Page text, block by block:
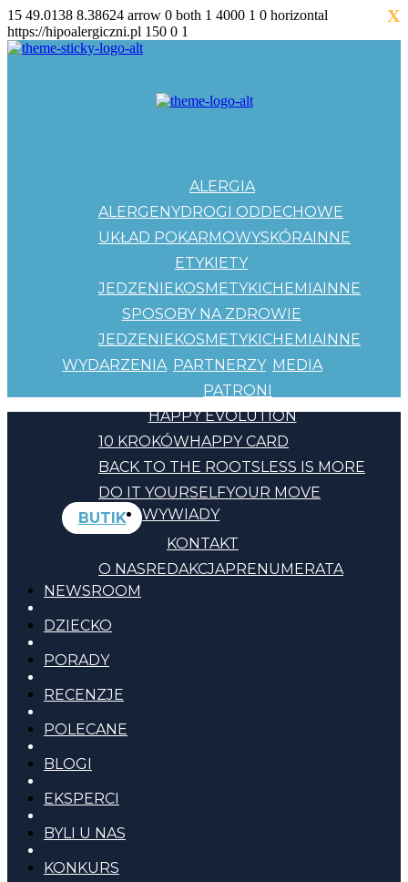
15 49.0138 8.38624 arrow 0 both 1 4000 1 0 horizontal
https://hipoalergiczni.pl 150 0 1
ALERGIA
ALERGENYDROGI ODDECHOWE
UKŁAD POKARMOWYSKÓRAINNE
ETYKIETY
JEDZENIEKOSMETYKICHEMIAINNE
SPOSOBY NA ZDROWIE
JEDZENIEKOSMETYKICHEMIAINNE
WYDARZENIA PARTNERZY
PATRONI
MEDIA
HAPPY EVOLUTION
10 KROKÓWHAPPY CARD
BACK TO THE ROOTSLESS IS MORE
DO IT YOURSELFYOUR MOVE
BUTIK
KONTAKT
O NASREDAKCJAPRENUMERATA
WYWIADY
NEWSROOM
DZIECKO
PORADY
RECENZJE
POLECANE
BLOGI
EKSPERCI
BYLI U NAS
KONKURS
X